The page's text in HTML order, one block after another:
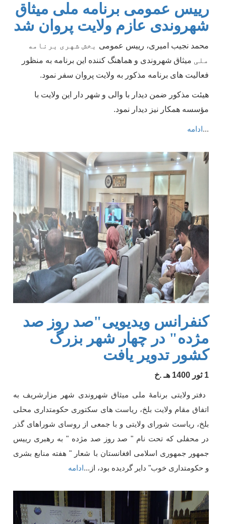
رییس عمومی برنامه ملی میثاق
شهروندی عازم ولایت پروان شد
محمد نجیب امیری، رییس عمومیبخش شهری برنامه
ملیمیثاق شهروندی و هماهنگ کننده این برنامه به منظور
فعالیت های برنامه مذکور به ولایت پروان سفر نمود.
هیئت مذکور ضمن دیدار با والی و شهر دار این ولایت با
مؤسسه همکار نیز دیدار نمود.
ادامه
کنفرانس ویدیویی"صد روز صد
مژده" در چهار شهر بزرگ
کشور تدویر یافت
دفتر ولایتی برنامۀ ملی میثاق شهروندی شهر مزارشریف به
اتفاق مقام ولایت بلخ، ریاست های سکتوری حکومتداری محلی
بلخ، ریاست شورای ولایتی و با جمعی از روسای شوراهای گذر
در محفلی که تحت نام " صد روز صد مژده " به رهبری رییس
جمهور جمهوری اسلامی افغانستان با شعار " هفته منابع بشری
و حکومتداری خوب" دایر گردیده بود، از ... ادامه